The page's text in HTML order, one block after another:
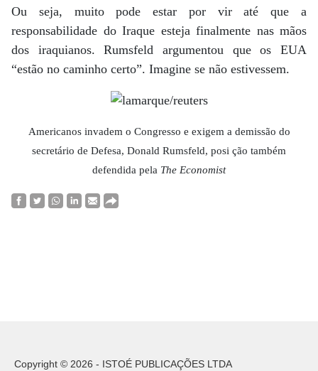
Ou seja, muito pode estar por vir até que a
responsabilidade do Iraque esteja finalmente nas mãos
dos iraquianos. Rumsfeld argumentou que os EUA
“estão no caminho certo”. Imagine se não estivessem.
Americanos invadem o Congresso e exigem a demissão do
secretário de Defesa, Donald Rumsfeld, posi ção também
defendida pela The Economist
Copyright © 2026 - ISTOÉ PUBLICAÇÕES LTDA